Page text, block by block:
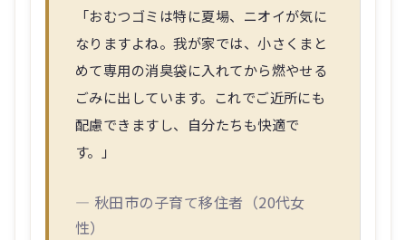
「おむつゴミは特に夏場、ニオイが気に
なりますよね。我が家では、小さくまと
めて専用の消臭袋に入れてから燃やせる
ごみに出しています。これでご近所にも
配慮できますし、自分たちも快適で
す。」
― 秋田市の子育て移住者（20代女
性）